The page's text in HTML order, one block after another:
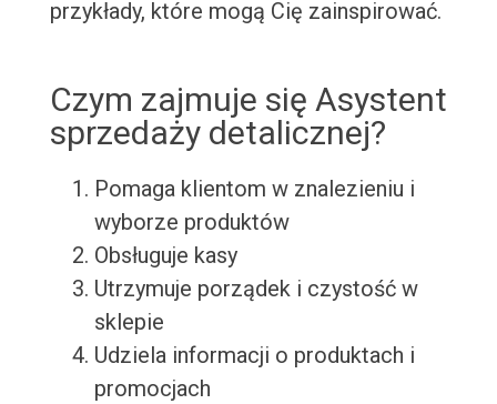
przykłady, które mogą Cię zainspirować.
Czym zajmuje się Asystent
sprzedaży detalicznej?
Pomaga klientom w znalezieniu i
wyborze produktów
Obsługuje kasy
Utrzymuje porządek i czystość w
sklepie
Udziela informacji o produktach i
promocjach